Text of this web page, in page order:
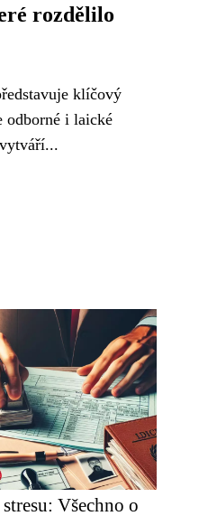
rozdělilo
klíčový
odborné i laické
Všechno o